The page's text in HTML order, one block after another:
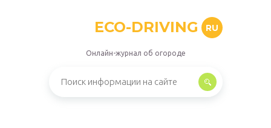
ECO-DRIVING RU
Онлайн-журнал об огороде